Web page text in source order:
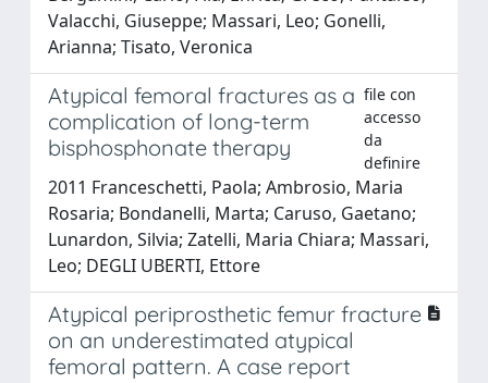
Valacchi, Giuseppe; Massari, Leo; Gonelli,
Arianna; Tisato, Veronica
Atypical femoral fractures as a
complication of long-term
bisphosphonate therapy
file con
accesso
da
definire
2011 Franceschetti, Paola; Ambrosio, Maria
Rosaria; Bondanelli, Marta; Caruso, Gaetano;
Lunardon, Silvia; Zatelli, Maria Chiara; Massari,
Leo; DEGLI UBERTI, Ettore
Atypical periprosthetic femur fracture
on an underestimated atypical
femoral pattern. A case report